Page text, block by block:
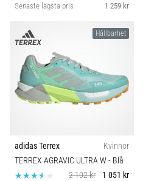
Senaste lägsta pris 1 259 kr
Hållbarhet
adidas Terrex
Kvinnor
TERREX AGRAVIC ULTRA W- Blå
2 102 kr
1 051 kr